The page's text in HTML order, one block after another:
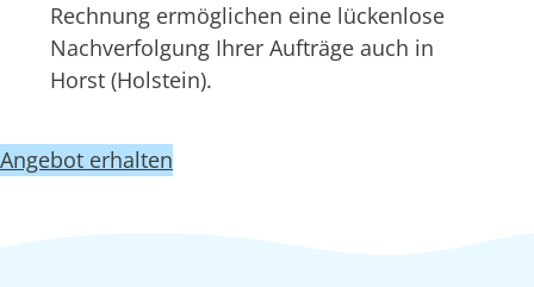
Rechnung ermöglichen eine lückenlose
Nachverfolgung Ihrer Aufträge auch in
Horst (Holstein).
Angebot erhalten